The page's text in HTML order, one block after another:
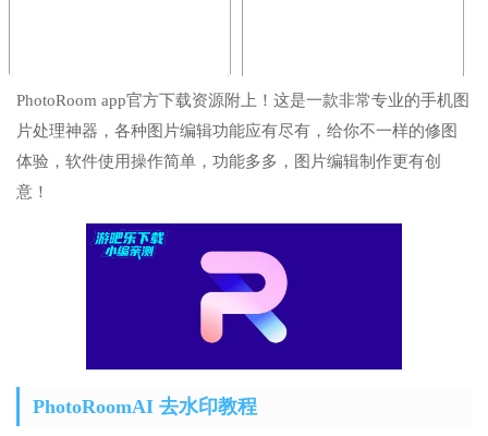
PhotoRoom app官方下载资源附上！这是一款非常专业的手机图
片处理神器，各种图片编辑功能应有尽有，给你不一样的修图
体验，软件使用操作简单，功能多多，图片编辑制作更有创
意！
PhotoRoomAI 去水印教程